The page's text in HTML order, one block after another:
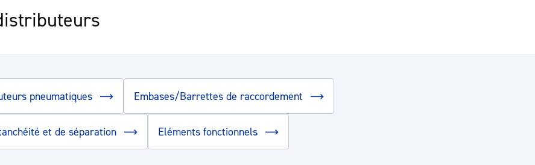
pneumatiques Embases/Barrettes de raccordement
et de séparation Eléments fonctionnels